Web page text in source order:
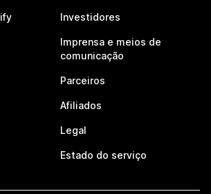
Investidores
Imprensa e meios de
comunicação
Parceiros
Afiliados
Legal
Estado do serviço